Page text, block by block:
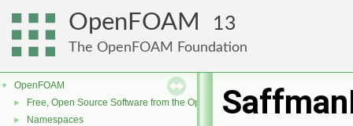
OpenFOAM 13
The OpenFOAM Foundation
▼ OpenFOAM
► Free, Open Source Software from the OpenFOAM Foundation
► Namespaces